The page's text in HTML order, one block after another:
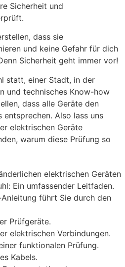
Sicherheit und
dass sie
und keine Gefahr für dich
Sicherheit geht immer vor!
statt, einer Stadt, in der
und technisches Know-how
dass alle Geräte den
Also lass uns
elektrischen Geräte
warum diese Prüfung so
elektrischen Geräten
Ein umfassender Leitfaden.
führt Sie durch den
Prüfgeräte.
elektrischen Verbindungen.
funktionalen Prüfung.
Kabels.